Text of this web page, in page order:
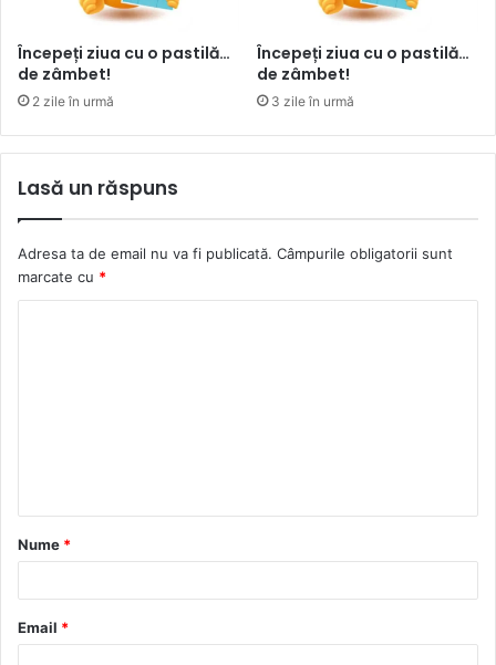
Începeți ziua cu o pastilă…
de zâmbet!
2 zile în urmă
Începeți ziua cu o pastilă…
de zâmbet!
3 zile în urmă
Lasă un răspuns
Adresa ta de email nu va fi publicată. Câmpurile obligatorii sunt
marcate cu *
a
r
*
Nume *
Email *